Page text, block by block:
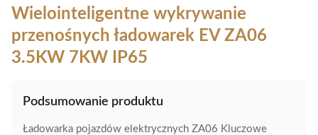
Wielointeligentne wykrywanie
przenośnych ładowarek EV ZA06
3.5KW 7KW IP65
Podsumowanie produktu
Ładowarka pojazdów elektrycznych ZA06 Kluczowe